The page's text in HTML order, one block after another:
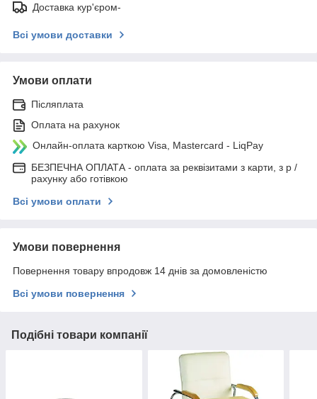
Доставка кур'єром-
Всі умови доставки
Умови оплати
Післяплата
Оплата на рахунок
Онлайн-оплата карткою Visa, Mastercard - LiqPay
БЕЗПЕЧНА ОПЛАТА - оплата за реквізитами з карти, з р /
рахунку або готівкою
Всі умови оплати
Умови повернення
Повернення товару впродовж 14 днів за домовленістю
Всі умови повернення
Подібні товари компанії